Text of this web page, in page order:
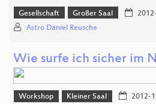
Gesellschaft Großer Saal
Astro Daniel Reusche
Wie surfe ich sicher im
Workshop Kleiner Saal 2012-